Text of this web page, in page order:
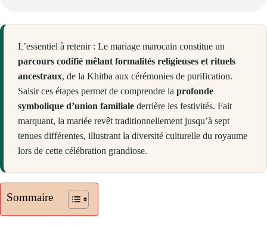
L’essentiel à retenir : Le mariage marocain constitue un
parcours codifié mêlant formalités religieuses et rituels
ancestraux, de la Khitba aux cérémonies de purification.
Saisir ces étapes permet de comprendre la profonde
symbolique d’union familiale derrière les festivités. Fait
marquant, la mariée revêt traditionnellement jusqu’à sept
tenues différentes, illustrant la diversité culturelle du royaume
lors de cette célébration grandiose.
Sommaire